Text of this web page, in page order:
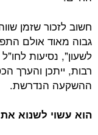
חשוב לזכור שזמן
גבוה מאוד אולם
לשעון", נסיעות
רבות, ייתכן והערך
ההשקעה הנדרשת.
הוא עשוי לשנוא